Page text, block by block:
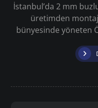
İstanbul’da 2 mm
üretimden
bünyesinde yöneten